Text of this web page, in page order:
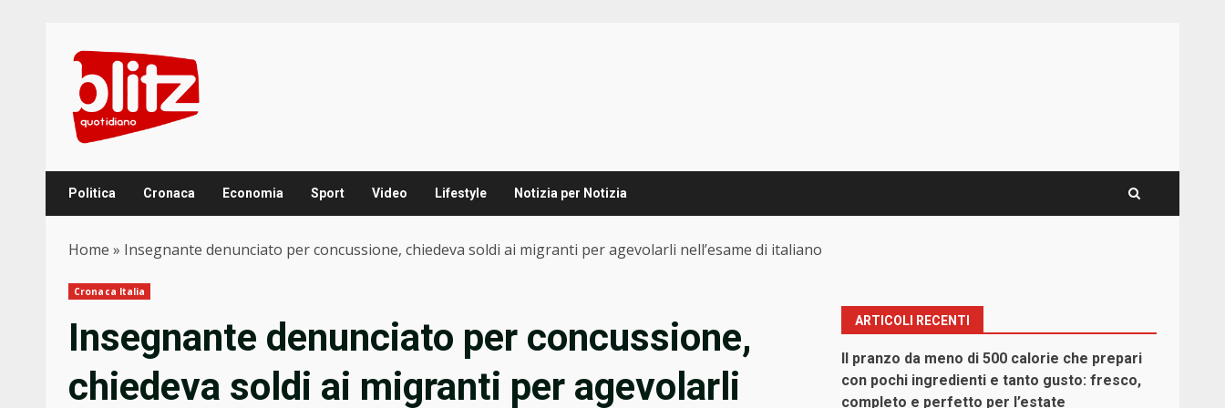
content
Politica Cronaca Economia Sport Video Lifestyle Notizia per Notizia
Home » Insegnante denunciato per concussione, chiedeva soldi ai migranti per agevolarli nell’esame di italiano
Cronaca Italia
Insegnante denunciato per concussione,
chiedeva soldi ai migranti per agevolarli
ARTICOLI RECENTI
Il pranzo da meno di 500 calorie che prepari
con pochi ingredienti e tanto gusto: fresco,
completo e perfetto per l’estate